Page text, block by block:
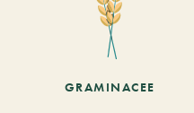
GRAMINACEE